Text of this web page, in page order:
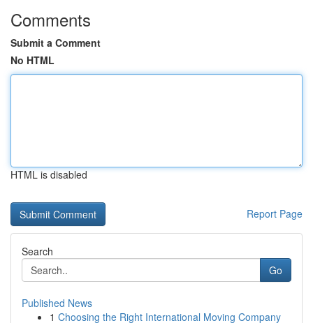
Comments
Submit a Comment
No HTML
HTML is disabled
Report Page
Search
Go
Published News
1 Choosing the Right International Moving Company